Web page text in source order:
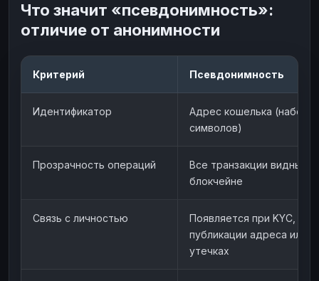
Что значит «псевдонимность»:
отличие от анонимности
Критерий Псевдонимность
Идентификатор
Адрес кошелька (набор
символов)
Прозрачность операций
Все транзакции видны в
блокчейне
Связь с личностью
Появляется при KYC,
публикации адреса или
утечках